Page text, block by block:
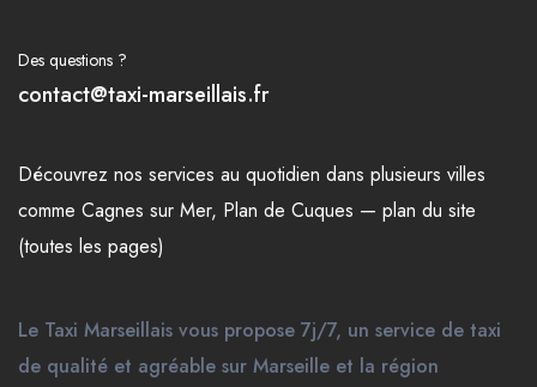
Des questions ?
contact@taxi-marseillais.fr
Découvrez nos services au quotidien dans plusieurs villes
comme Cagnes sur Mer, Plan de Cuques — plan du site
(toutes les pages)
Le Taxi Marseillais vous propose 7j/7, un service de taxi
de qualité et agréable sur Marseille et la région